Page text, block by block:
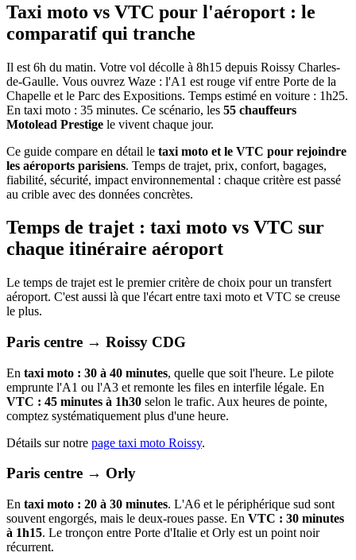
Taxi moto vs VTC pour l'aéroport : le
comparatif qui tranche
Il est 6h du matin. Votre vol décolle à 8h15 depuis Roissy Charles-
de-Gaulle. Vous ouvrez Waze : l'A1 est rouge vif entre Porte de la
Chapelle et le Parc des Expositions. Temps estimé en voiture : 1h25.
En taxi moto : 35 minutes. Ce scénario, les 55 chauffeurs
Motolead Prestige le vivent chaque jour.
Ce guide compare en détail le taxi moto et le VTC pour rejoindre
les aéroports parisiens. Temps de trajet, prix, confort, bagages,
fiabilité, sécurité, impact environnemental : chaque critère est passé
au crible avec des données concrètes.
Temps de trajet : taxi moto vs VTC sur
chaque itinéraire aéroport
Le temps de trajet est le premier critère de choix pour un transfert
aéroport. C'est aussi là que l'écart entre taxi moto et VTC se creuse
le plus.
Paris centre → Roissy CDG
En taxi moto : 30 à 40 minutes, quelle que soit l'heure. Le pilote
emprunte l'A1 ou l'A3 et remonte les files en interfile légale. En
VTC : 45 minutes à 1h30 selon le trafic. Aux heures de pointe,
comptez systématiquement plus d'une heure.
Détails sur notre page taxi moto Roissy.
Paris centre → Orly
En taxi moto : 20 à 30 minutes. L'A6 et le périphérique sud sont
souvent engorgés, mais le deux-roues passe. En VTC : 30 minutes
à 1h15. Le tronçon entre Porte d'Italie et Orly est un point noir
récurrent.